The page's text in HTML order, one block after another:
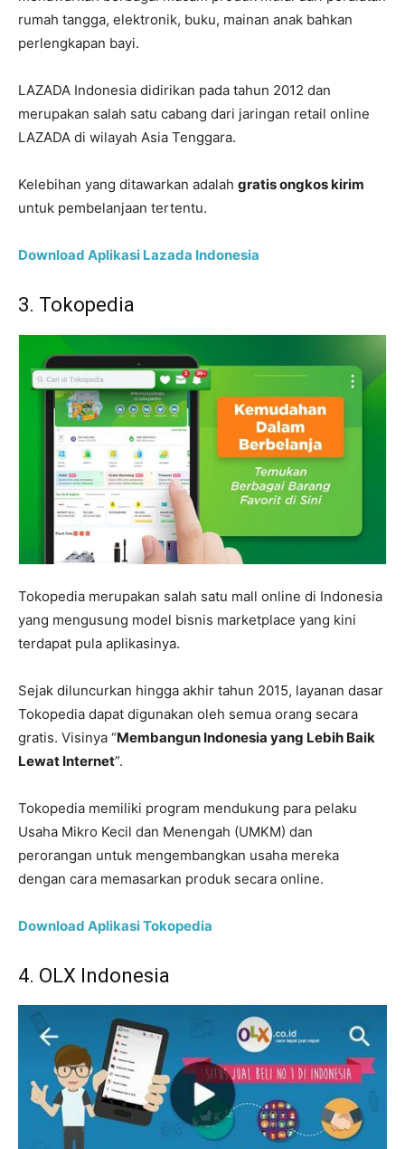
rumah tangga, elektronik, buku, mainan anak bahkan
perlengkapan bayi.
LAZADA Indonesia didirikan pada tahun 2012 dan
merupakan salah satu cabang dari jaringan retail online
LAZADA di wilayah Asia Tenggara.
Kelebihan yang ditawarkan adalah gratis ongkos kirim
untuk pembelanjaan tertentu.
Download Aplikasi Lazada Indonesia
3. Tokopedia
Tokopedia merupakan salah satu mall online di Indonesia
yang mengusung model bisnis marketplace yang kini
terdapat pula aplikasinya.
Sejak diluncurkan hingga akhir tahun 2015, layanan dasar
Tokopedia dapat digunakan oleh semua orang secara
gratis. Visinya “Membangun Indonesia yang Lebih Baik
Lewat Internet”.
Tokopedia memiliki program mendukung para pelaku
Usaha Mikro Kecil dan Menengah (UMKM) dan
perorangan untuk mengembangkan usaha mereka
dengan cara memasarkan produk secara online.
Download Aplikasi Tokopedia
4. OLX Indonesia